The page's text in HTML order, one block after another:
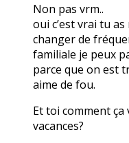
Non pas vrm..
oui c’est vrai tu
changer de
familiale je peux
parce que on est
aime de fou.
Et toi comment ça
vacances?